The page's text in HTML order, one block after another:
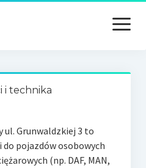
open
menu
i technika
ul. Grunwaldzkiej 3 to
pojazdów osobowych
(np. DAF, MAN,